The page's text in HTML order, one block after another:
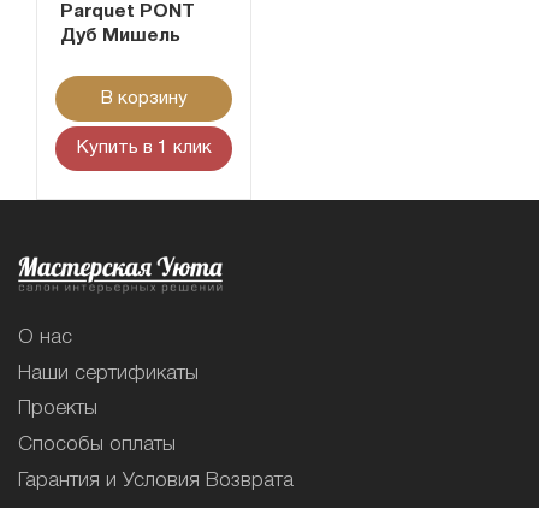
Parquet PONT
Дуб Мишель
В корзину
Купить в 1 клик
О нас
Наши сертификаты
Проекты
Способы оплаты
Гарантия и Условия Возврата